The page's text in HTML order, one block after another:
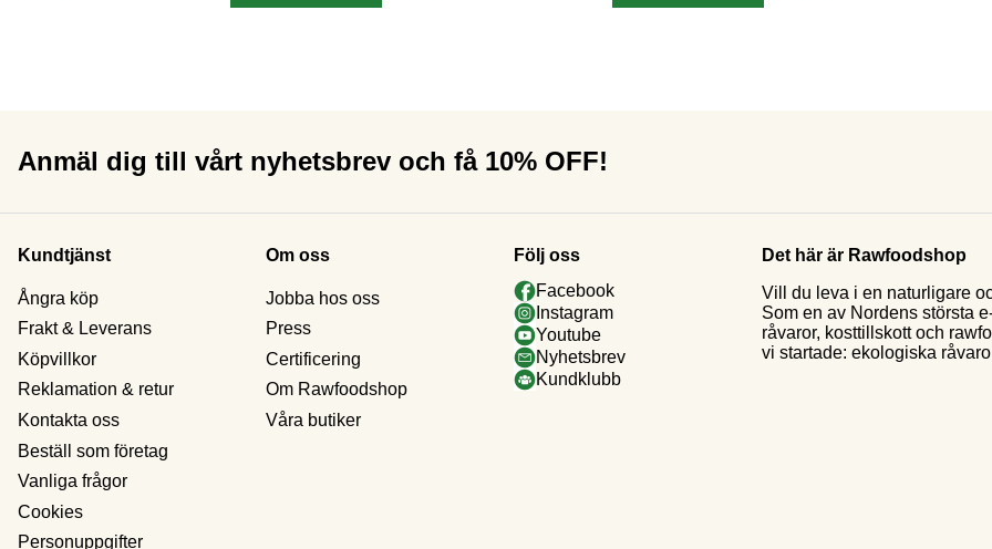
Anmäl dig till vårt nyhetsbrev och få 10% OFF!
Kundtjänst
Ångra köp
Frakt & Leverans
Köpvillkor
Reklamation & retur
Kontakta oss
Beställ som företag
Vanliga frågor
Cookies
Personuppgifter
Om oss
Jobba hos oss
Press
Certificering
Om Rawfoodshop
Våra butiker
Följ oss
Facebook
Instagram
Youtube
Nyhetsbrev
Kundklubb
Det här är Rawfoodshop
Vill du leva i en naturligare
Som en av Nordens största
råvaror, kosttillskott och
vi startade: ekologiska